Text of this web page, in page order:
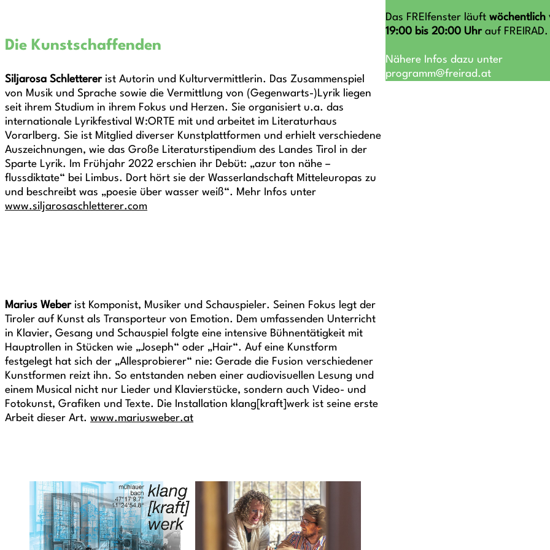
Die Kunstschaffenden
Siljarosa Schlettererist Autorin und Kulturvermittlerin. Das Zusammenspiel
von Musik und Sprache sowie die Vermittlung von (Gegenwarts-)Lyrik liegen
seit ihrem Studium in ihrem Fokus und Herzen. Sie organisiert u.a. das
internationale Lyrikfestival W:ORTE mit und arbeitet im Literaturhaus
Vorarlberg. Sie ist Mitglied diverser Kunstplattformen und erhielt verschiedene
Auszeichnungen, wie das Große Literaturstipendium des Landes Tirol in der
Sparte Lyrik. Im Frühjahr 2022 erschien ihr Debüt: „azur ton nähe –
flussdiktate“ bei Limbus. Dort hört sie der Wasserlandschaft Mitteleuropas zu
und beschreibt was „poesie über wasser weiß“. Mehr Infos unter
www.siljarosaschletterer.com
Marius Weberist Komponist, Musiker und Schauspieler. Seinen Fokus legt der
Tiroler auf Kunst als Transporteur von Emotion. Dem umfassenden Unterricht
in Klavier, Gesang und Schauspiel folgte eine intensive Bühnentätigkeit mit
Hauptrollen in Stücken wie „Joseph“ oder „Hair“. Auf eine Kunstform
festgelegt hat sich der „Allesprobierer“ nie: Gerade die Fusion verschiedener
Kunstformen reizt ihn. So entstanden neben einer audiovisuellen Lesung und
einem Musical nicht nur Lieder und Klavierstücke, sondern auch Video- und
Fotokunst, Grafiken und Texte. Die Installation klang[kraft]werk ist seine erste
Arbeit dieser Art. www.mariusweber.at
Das FREIfenster läuft wöchentlich
19:00 bis 20:00 Uhrauf FREIRAD.
Nähere Infos dazu unter
programm@freirad.at